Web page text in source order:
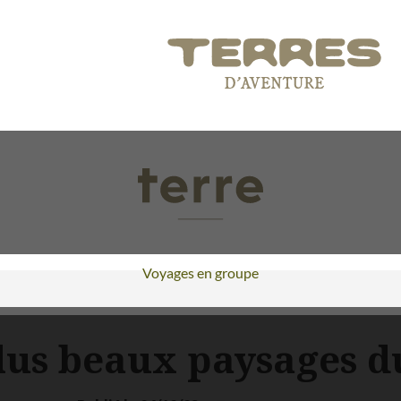
Voyages en groupe
beaux paysages